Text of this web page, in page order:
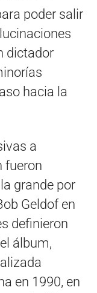
poder salir
dictador
hacia la
a
fueron
grande por
Geldof en
definieron
álbum,
en 1990, en